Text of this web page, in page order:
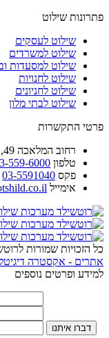
פתרונות שילוט
שילוט לעסקים
שילוט למשרדים
שילוט למסעדות
שילוט לחנויות
שילוט לחניונים
שילוט לבתי מלון
פרטי התקשרות
רחוב המלאכה 49, חולון
טלפון 559-6000
פקס 03-5591040
אימייל
כל הזכויות שמורות
אתרים - אקסטרה
למידע ופרטים נוספים
דברו איתנו